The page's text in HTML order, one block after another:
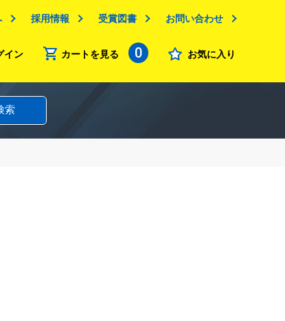
採用情報 受賞図書 お問い合わせ
イン カートを見る 0 お気に入り
索